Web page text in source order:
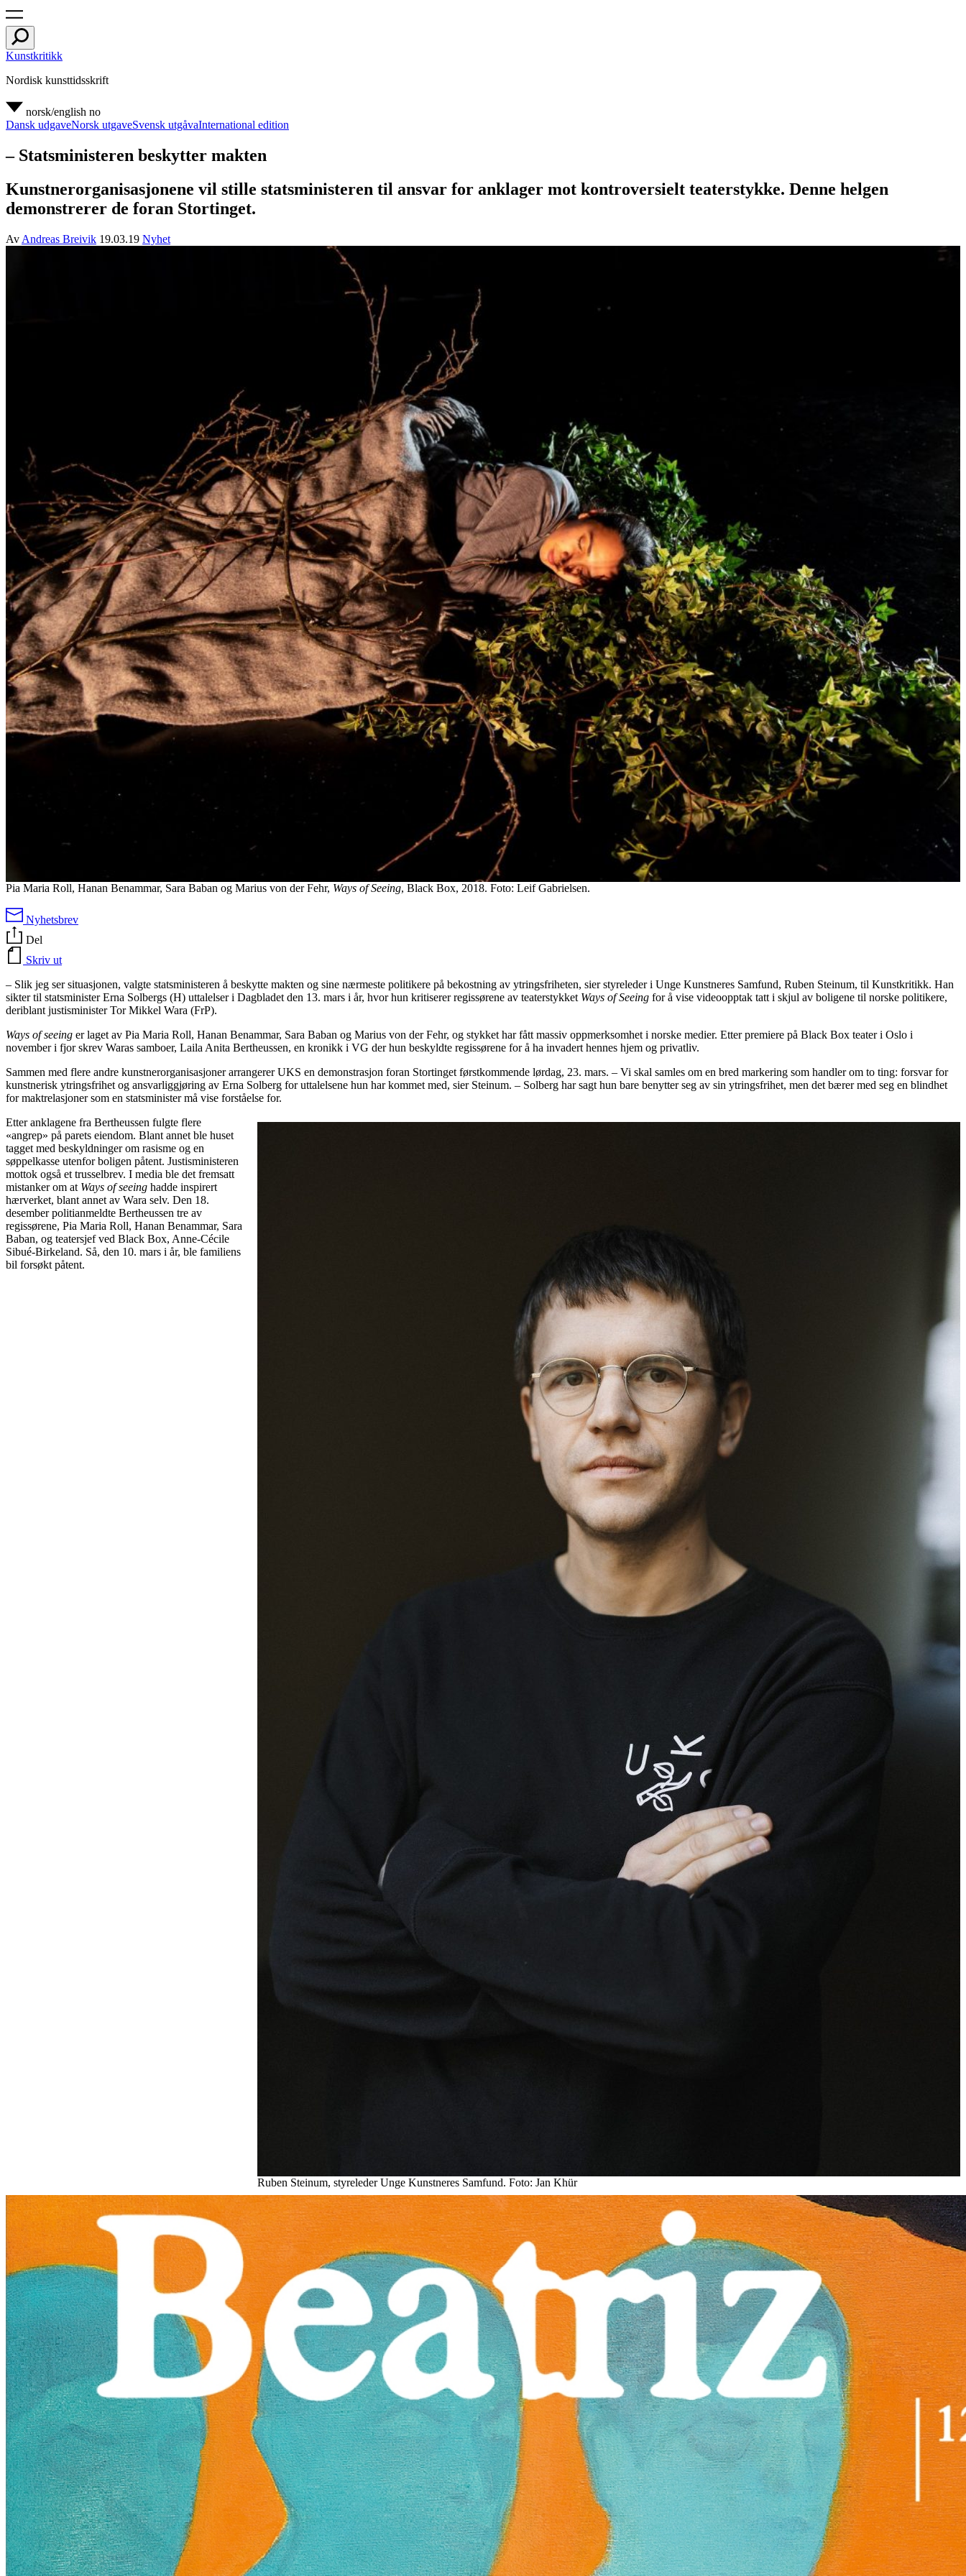
Kunstkritikk
Nordisk kunsttidsskrift
norsk/english no
Dansk udgaveNorsk utgaveSvensk utgåvaInternational edition
– Statsministeren beskytter makten
Kunstnerorganisasjonene vil stille statsministeren til ansvar for anklager mot kontroversielt teaterstykke. Denne helgen
demonstrerer de foran Stortinget.
Av Andreas Breivik 19.03.19 Nyhet
Pia Maria Roll, Hanan Benammar, Sara Baban og Marius von der Fehr, Ways of Seeing, Black Box, 2018. Foto: Leif Gabrielsen.
Nyhetsbrev
Del
Skriv ut
– Slik jeg ser situasjonen, valgte statsministeren å beskytte makten og sine nærmeste politikere på bekostning av ytringsfriheten, sier styreleder i Unge Kunstneres Samfund, Ruben Steinum, til Kunstkritikk. Han
sikter til statsminister Erna Solbergs (H) uttalelser i Dagbladet den 13. mars i år, hvor hun kritiserer regissørene av teaterstykket Ways of Seeing for å vise videoopptak tatt i skjul av boligene til norske politikere,
deriblant justisminister Tor Mikkel Wara (FrP).
Ways of seeing er laget av Pia Maria Roll, Hanan Benammar, Sara Baban og Marius von der Fehr, og stykket har fått massiv oppmerksomhet i norske medier. Etter premiere på Black Box teater i Oslo i
november i fjor skrev Waras samboer, Laila Anita Bertheussen, en kronikk i VG der hun beskyldte regissørene for å ha invadert hennes hjem og privatliv.
Sammen med flere andre kunstnerorganisasjoner arrangerer UKS en demonstrasjon foran Stortinget førstkommende lørdag, 23. mars. – Vi skal samles om en bred markering som handler om to ting: forsvar for
kunstnerisk ytringsfrihet og ansvarliggjøring av Erna Solberg for uttalelsene hun har kommet med, sier Steinum. – Solberg har sagt hun bare benytter seg av sin ytringsfrihet, men det bærer med seg en blindhet
for maktrelasjoner som en statsminister må vise forståelse for.
Ruben Steinum, styreleder Unge Kunstneres Samfund. Foto: Jan Khür
Etter anklagene fra Bertheussen fulgte flere
«angrep» på parets eiendom. Blant annet ble huset
tagget med beskyldninger om rasisme og en
søppelkasse utenfor boligen påtent. Justisministeren
mottok også et trusselbrev. I media ble det fremsatt
mistanker om at Ways of seeing hadde inspirert
hærverket, blant annet av Wara selv. Den 18.
desember politianmeldte Bertheussen tre av
regissørene, Pia Maria Roll, Hanan Benammar, Sara
Baban, og teatersjef ved Black Box, Anne-Cécile
Sibué-Birkeland. Så, den 10. mars i år, ble familiens
bil forsøkt påtent.